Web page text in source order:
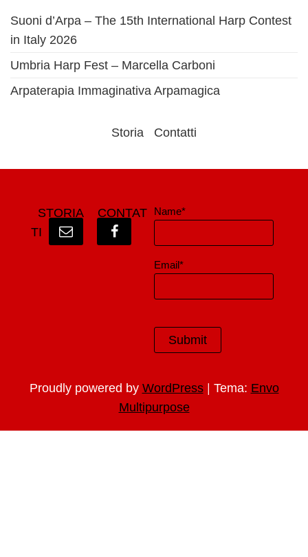
Suoni d’Arpa – The 15th International Harp Contest
in Italy 2026
Umbria Harp Fest – Marcella Carboni
Arpaterapia Immaginativa Arpamagica
Storia Contatti
STORIA
CONTAT
TI
Name*
Email*
Proudly powered by WordPress | Tema: Envo
Multipurpose